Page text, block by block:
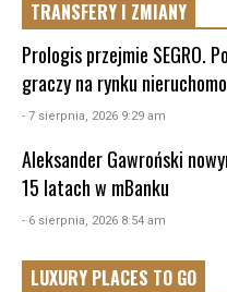
TRANSFERY I ZMIANY
Prologis przejmie SEGRO.
graczy na rynku
- 7 sierpnia, 2026 9:29 am
Aleksander Gawroński
15 latach w mBanku
- 6 sierpnia, 2026 8:54 am
LUXURY PLACES TO GO